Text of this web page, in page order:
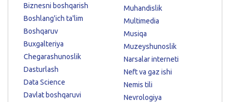
Biznesni boshqarish
Boshlang'ich ta'lim
Boshqaruv
Buxgalteriya
Chegarashunoslik
Dasturlash
Data Science
Davlat boshqaruvi
Muhandislik
Multimedia
Musiqa
Muzeyshunoslik
Narsalar interneti
Neft va gaz ishi
Nemis tili
Nevrologiya